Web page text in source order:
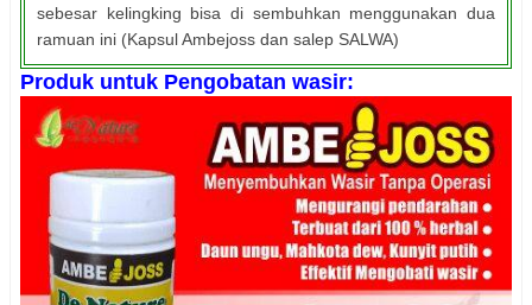
sebesar kelingking bisa di sembuhkan menggunakan dua
ramuan ini (Kapsul Ambejoss dan salep SALWA)
Produk untuk Pengobatan wasir: